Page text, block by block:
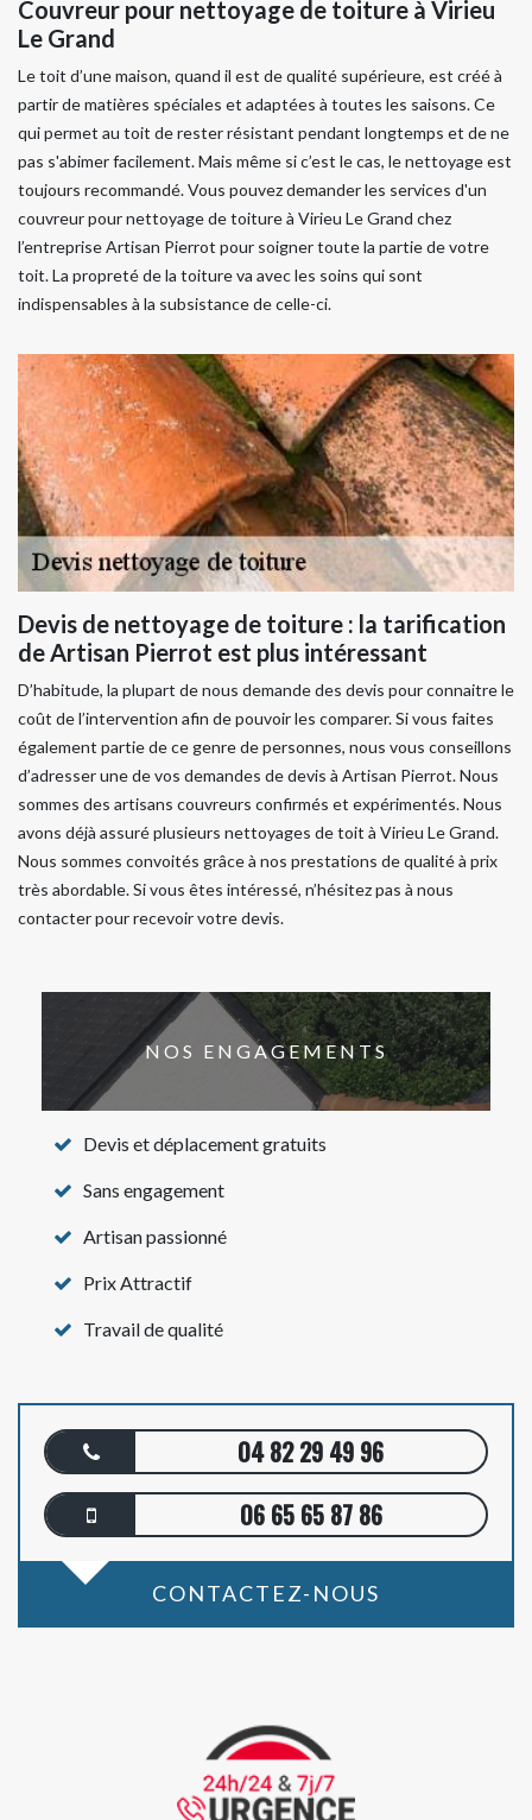
Couvreur pour nettoyage de toiture à Virieu
Le Grand
Le toit d’une maison, quand il est de qualité supérieure, est créé à
partir de matières spéciales et adaptées à toutes les saisons. Ce
qui permet au toit de rester résistant pendant longtemps et de ne
pas s'abimer facilement. Mais même si c’est le cas, le nettoyage est
toujours recommandé. Vous pouvez demander les services d'un
couvreur pour nettoyage de toiture à Virieu Le Grand chez
l’entreprise Artisan Pierrot pour soigner toute la partie de votre
toit. La propreté de la toiture va avec les soins qui sont
indispensables à la subsistance de celle-ci.
Devis de nettoyage de toiture : la tarification
de Artisan Pierrot est plus intéressant
D’habitude, la plupart de nous demande des devis pour connaitre le
coût de l’intervention afin de pouvoir les comparer. Si vous faites
également partie de ce genre de personnes, nous vous conseillons
d’adresser une de vos demandes de devis à Artisan Pierrot. Nous
sommes des artisans couvreurs confirmés et expérimentés. Nous
avons déjà assuré plusieurs nettoyages de toit à Virieu Le Grand.
Nous sommes convoités grâce à nos prestations de qualité à prix
très abordable. Si vous êtes intéressé, n’hésitez pas à nous
contacter pour recevoir votre devis.
NOS ENGAGEMENTS
Devis et déplacement gratuits
Sans engagement
Artisan passionné
Prix Attractif
Travail de qualité
04 82 29 49 96
06 65 65 87 86
CONTACTEZ-NOUS